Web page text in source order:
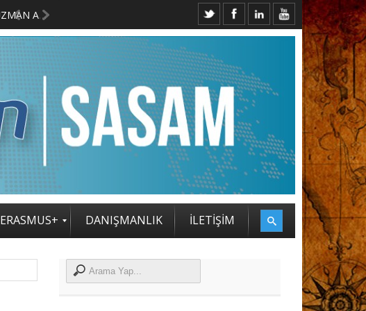
MERKEZİMİZ BÜNYESİNDE YETİŞTİRİLMEK ÜZERE GÖNÜLLÜ ÜLKE MASASI UZMANI VE UZMAN ADAYLARI ARIYORUZ 2. SASAM STRATEJİ ZİRVESİ KATILIMCILARI BELLİ OLDU
ERASMUS+ DANIŞMANLIK İLETİŞİM